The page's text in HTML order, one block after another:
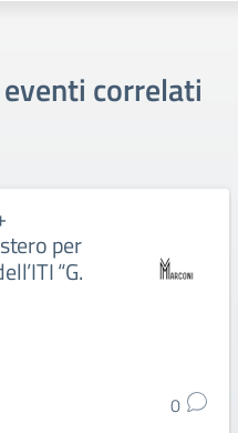
correlati
per
“G.
0